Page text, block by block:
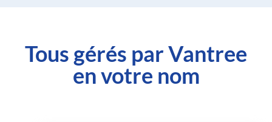
Tous gérés par Vantree
en votre nom